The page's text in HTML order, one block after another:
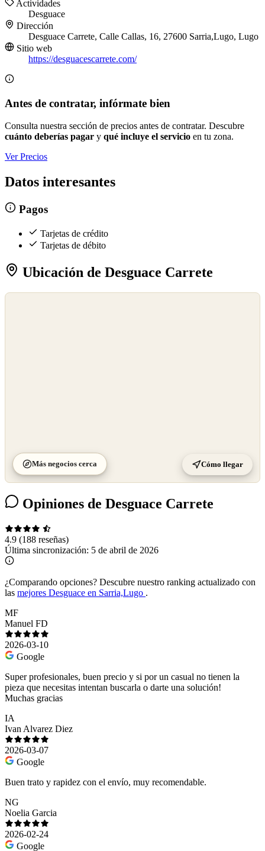
Actividades
Desguace
Dirección
Desguace Carrete, Calle Callas, 16, 27600 Sarria,Lugo, Lugo
Sitio web
https://desguacescarrete.com/
Antes de contratar, infórmate bien
Consulta nuestra sección de precios antes de contratar. Descubre
cuánto deberías pagar y qué incluye el servicio en tu zona.
Ver Precios
Datos interesantes
Pagos
Tarjetas de crédito
Tarjetas de débito
Ubicación de Desguace Carrete
Más negocios cerca Cómo llegar
Opiniones de Desguace Carrete
4.9 (188 reseñas)
Última sincronización: 5 de abril de 2026
¿Comparando opciones? Descubre nuestro ranking actualizado con
las mejores Desguace en Sarria,Lugo .
MF
Manuel FD
2026-03-10
Google
Super profesionales, buen precio y si por un casual no tienen la
pieza que necesitas intentan buscarla o darte una solución!
Muchas gracias
IA
Ivan Alvarez Diez
2026-03-07
Google
Buen trato y rapidez con el envío, muy recomendable.
NG
Noelia Garcia
2026-02-24
Google